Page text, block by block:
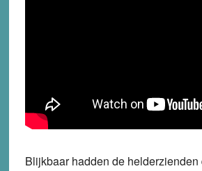
Blijkbaar hadden de